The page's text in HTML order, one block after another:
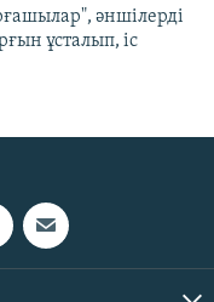
әншілерді
ұсталып, іс